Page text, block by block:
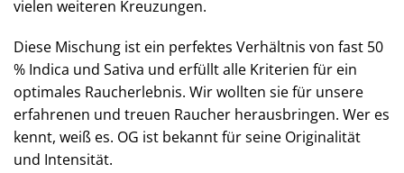
vielen weiteren Kreuzungen.
Diese Mischung ist ein perfektes Verhältnis von fast 50
% Indica und Sativa und erfüllt alle Kriterien für ein
optimales Raucherlebnis. Wir wollten sie für unsere
erfahrenen und treuen Raucher herausbringen. Wer es
kennt, weiß es. OG ist bekannt für seine Originalität
und Intensität.